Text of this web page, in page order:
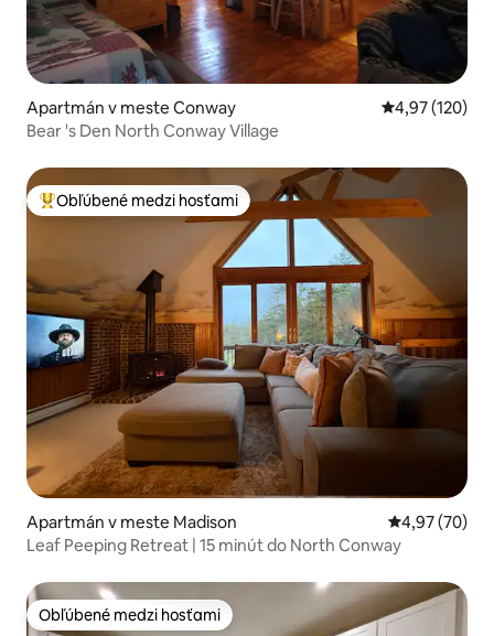
Apartmán v meste Conway Priemerné
4,97 (120)
Bear 's Den North Conway Village
Najobľúbenejšie medzi hosťami
Obľúbené medzi hosťami
Apartmán v meste Madison Priemerné
4,97 (70)
Leaf Peeping Retreat | 15 minút do North Conway
Obľúbené medzi hosťami
Obľúbené medzi hosťami